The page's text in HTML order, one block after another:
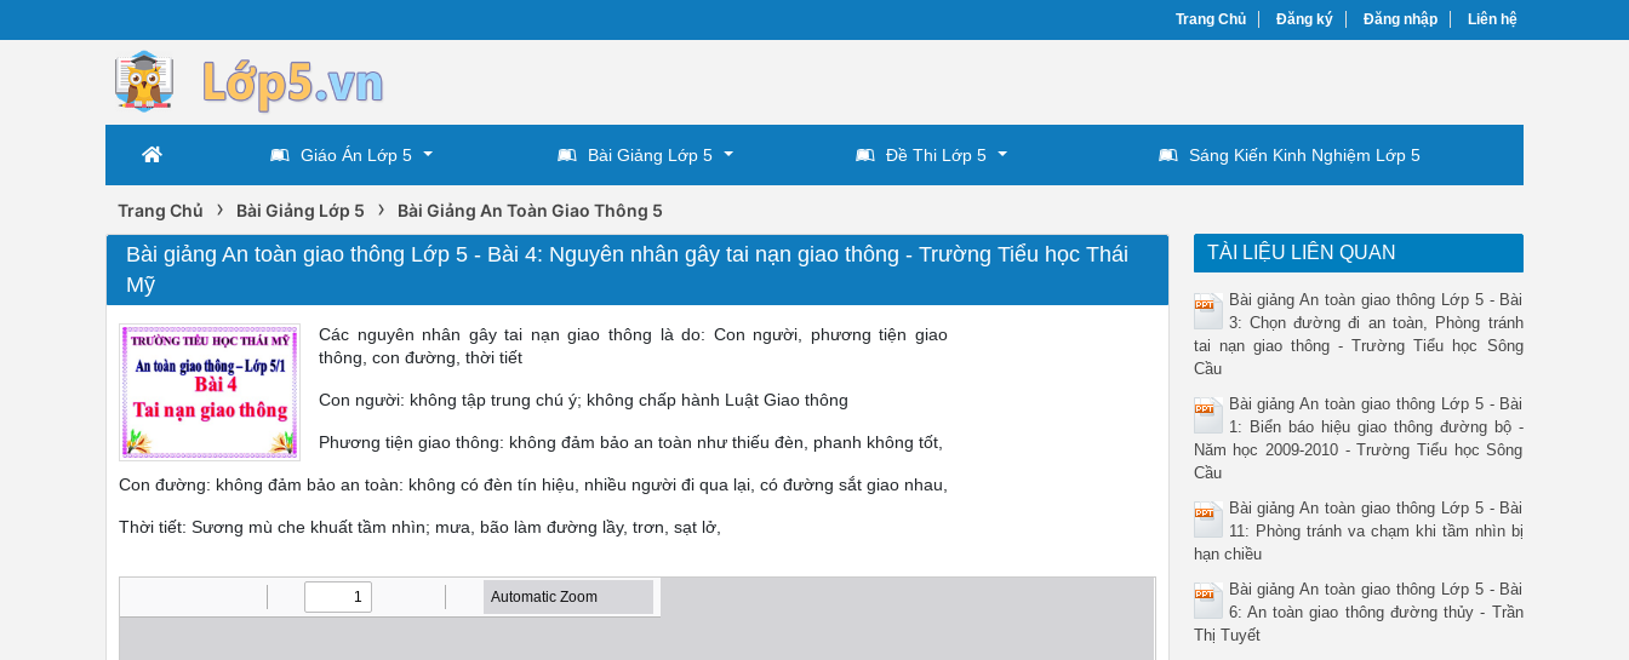
Trang Chủ Đăng ký Đăng nhập Liên hệ
Giáo Án Lớp 5 Bài Giảng Lớp 5 Đề Thi Lớp 5 Sáng Kiến Kinh Nghiệm Lớp 5
Trang Chủ › Bài Giảng Lớp 5 › Bài Giảng An Toàn Giao Thông 5
Bài giảng An toàn giao thông Lớp 5 - Bài 4: Nguyên nhân gây tai nạn giao thông - Trường Tiểu học Thái
Mỹ
Các nguyên nhân gây tai nạn giao thông là do: Con người, phương tiện giao
thông, con đường, thời tiết
Con người: không tập trung chú ý; không chấp hành Luật Giao thông
Phương tiện giao thông: không đảm bảo an toàn như thiếu đèn, phanh không tốt,
Con đường: không đảm bảo an toàn: không có đèn tín hiệu, nhiều người đi qua lại, có đường sắt giao nhau,
Thời tiết: Sương mù che khuất tầm nhìn; mưa, bão làm đường lầy, trơn, sạt lở,
TÀI LIỆU LIÊN QUAN
Bài giảng An toàn giao thông Lớp 5 - Bài
3: Chọn đường đi an toàn, Phòng tránh
tai nạn giao thông - Trường Tiểu học Sông
Cầu
Bài giảng An toàn giao thông Lớp 5 - Bài
1: Biển báo hiệu giao thông đường bộ -
Năm học 2009-2010 - Trường Tiểu học Sông
Cầu
Bài giảng An toàn giao thông Lớp 5 - Bài
11: Phòng tránh va chạm khi tầm nhìn bị
hạn chiều
Bài giảng An toàn giao thông Lớp 5 - Bài
6: An toàn giao thông đường thủy - Trần
Thị Tuyết